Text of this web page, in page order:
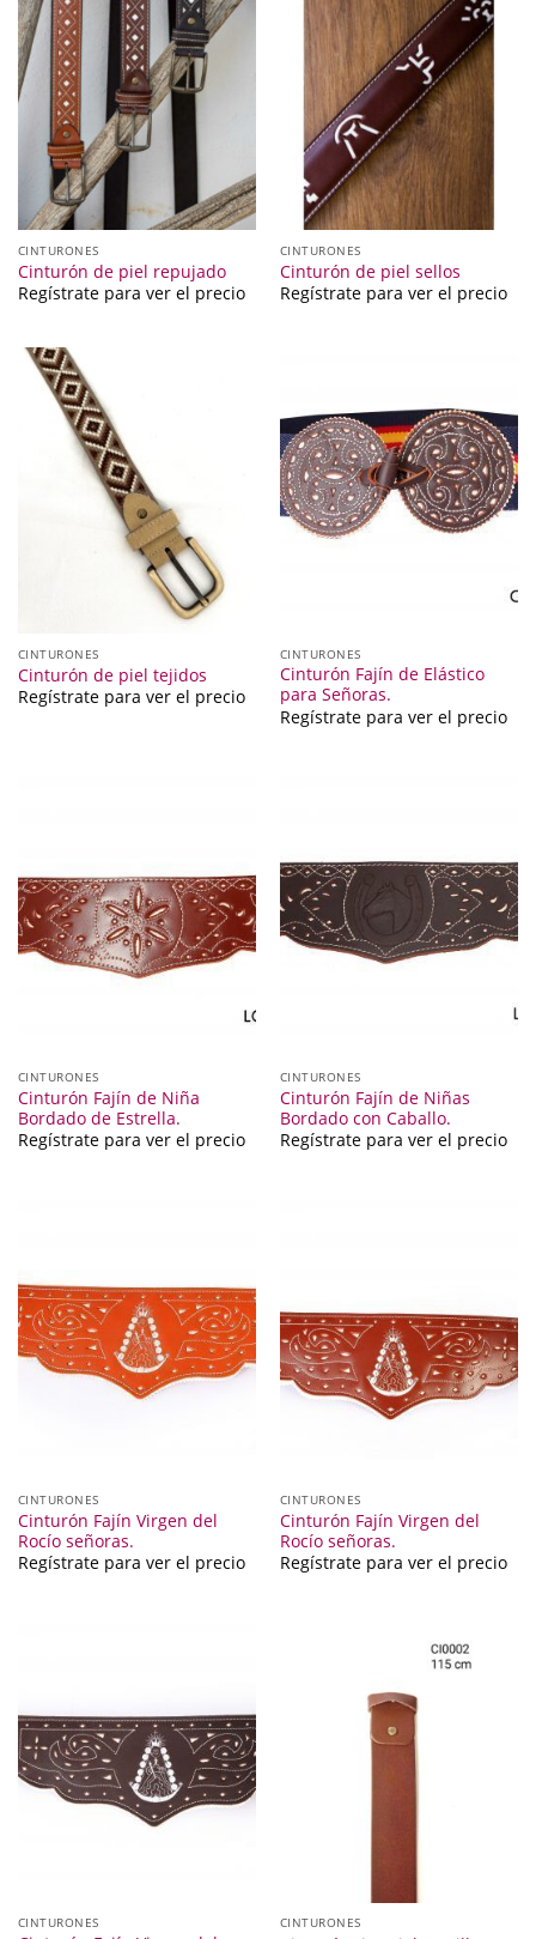
CINTURONES
Cinturón de piel repujado
Regístrate para ver el precio
CINTURONES
Cinturón de piel sellos
Regístrate para ver el precio
CINTURONES
Cinturón de piel tejidos
Regístrate para ver el precio
CINTURONES
Cinturón Fajín de Elástico
para Señoras.
Regístrate para ver el precio
CINTURONES
Cinturón Fajín de Niña
Bordado de Estrella.
Regístrate para ver el precio
CINTURONES
Cinturón Fajín de Niñas
Bordado con Caballo.
Regístrate para ver el precio
CINTURONES
Cinturón Fajín Virgen del
Rocío señoras.
Regístrate para ver el precio
CINTURONES
Cinturón Fajín Virgen del
Rocío señoras.
Regístrate para ver el precio
CINTURONES CINTURONES